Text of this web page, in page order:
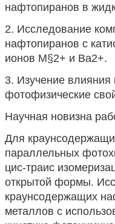
нафтопиранов в
2. Исследование
нафтопиранов с
ионов М§2+ и Ва2+.
3. Изучение влияния
фотофизические
Научная новизна
Для
параллельных
цис-траис
открытой формы.
краунсодержащих
металлов с